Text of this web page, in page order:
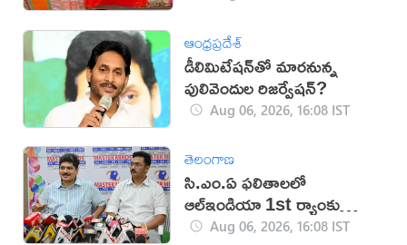
ఆంధ్రప్రదేశ్
డీలిమిటేషన్‌తో మారనున్న
పులివెందుల రిజర్వేషన్?
Aug 06, 2026, 16:08 IST
తెలంగాణ
సి.ఎం.ఏ ఫలితాలలో
ఆల్ఇండియా 1st ర్యాంకు
సాధించిన మాస్టర్‌మైండ్స్
Aug 06, 2026, 16:08 IST